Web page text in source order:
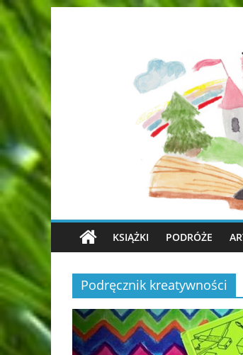
KSIĄŻKI PODRÓŻE
Podręcznik kreatywności